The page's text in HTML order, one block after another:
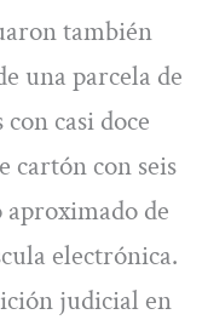
también
una parcela de
casi doce
cartón con seis
aproximado de
electrónica.
judicial en